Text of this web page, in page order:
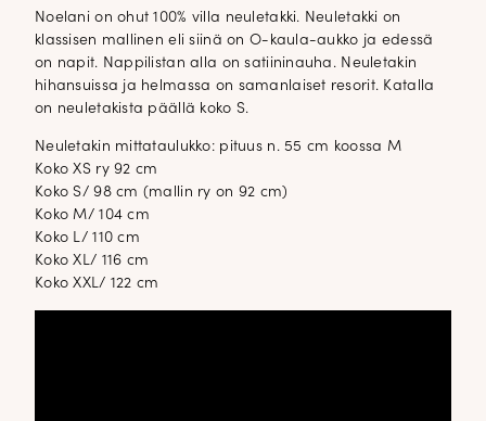
Noelani on ohut 100% villa neuletakki. Neuletakki on
klassisen mallinen eli siinä on O-kaula-aukko ja edessä
on napit. Nappilistan alla on satiininauha. Neuletakin
hihansuissa ja helmassa on samanlaiset resorit. Katalla
on neuletakista päällä koko S.
Neuletakin mittataulukko: pituus n. 55 cm koossa M
Koko XS ry 92 cm
Koko S/ 98 cm (mallin ry on 92 cm)
Koko M/ 104 cm
Koko L/ 110 cm
Koko XL/ 116 cm
Koko XXL/ 122 cm